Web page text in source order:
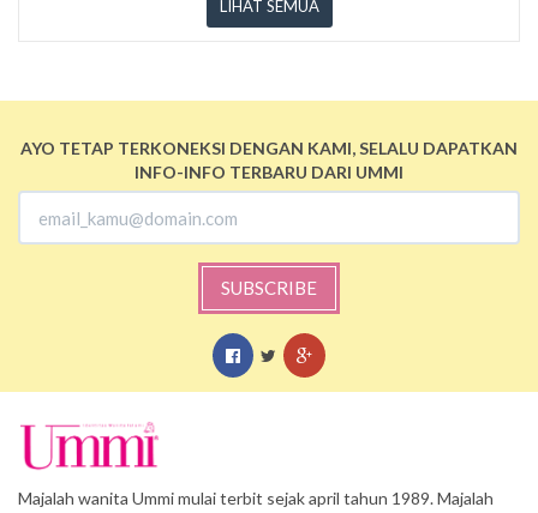
LIHAT SEMUA
AYO TETAP TERKONEKSI DENGAN KAMI, SELALU DAPATKAN
INFO-INFO TERBARU DARI UMMI
SUBSCRIBE
Majalah wanita Ummi mulai terbit sejak april tahun 1989. Majalah